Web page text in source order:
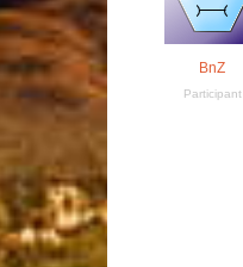
BnZ
Participant